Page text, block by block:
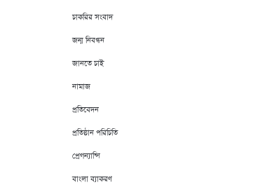
চাকরির সংবাদ
জন্ম নিবন্ধন
জানতে চাই
নামাজ
প্রতিবেদন
প্রতিষ্ঠান পরিচিতি
প্রেগন্যান্সি
বাংলা ব্যাকরণ